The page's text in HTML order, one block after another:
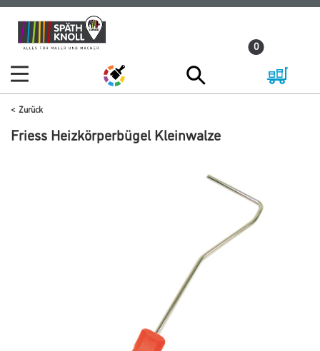
Zum
Inhalt
Zum
Navigationsmenü
0
Zurück
Friess Heizkörperbügel Kleinwalze